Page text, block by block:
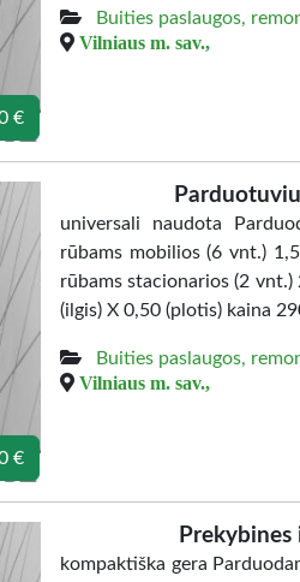
€
Buities paslaugos,
Vilniaus m. sav.,
€
universali naudota
rūbams mobilios (6 vnt.)
rūbams stacionarios (2
(ilgis) X 0,50 (plotis) kaina
Buities paslaugos,
Vilniaus m. sav.,
kompaktiška gera